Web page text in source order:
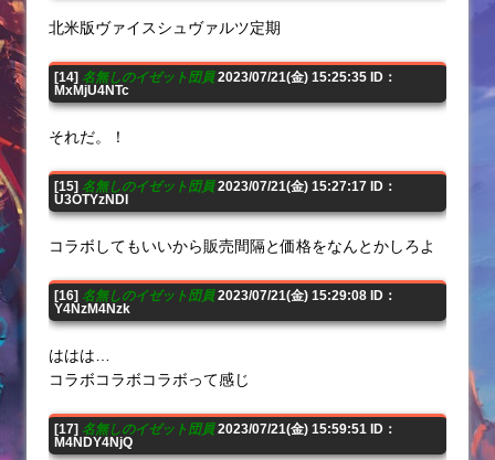
北米版ヴァイスシュヴァルツ定期
[14] 名無しのイゼット団員2023/07/21(金) 15:25:35 ID：
MxMjU4NTc
それだ。！
[15] 名無しのイゼット団員2023/07/21(金) 15:27:17 ID：
U3OTYzNDI
コラボしてもいいから販売間隔と価格をなんとかしろよ
[16] 名無しのイゼット団員2023/07/21(金) 15:29:08 ID：
Y4NzM4Nzk
ははは…
コラボコラボコラボって感じ
[17] 名無しのイゼット団員2023/07/21(金) 15:59:51 ID：
M4NDY4NjQ